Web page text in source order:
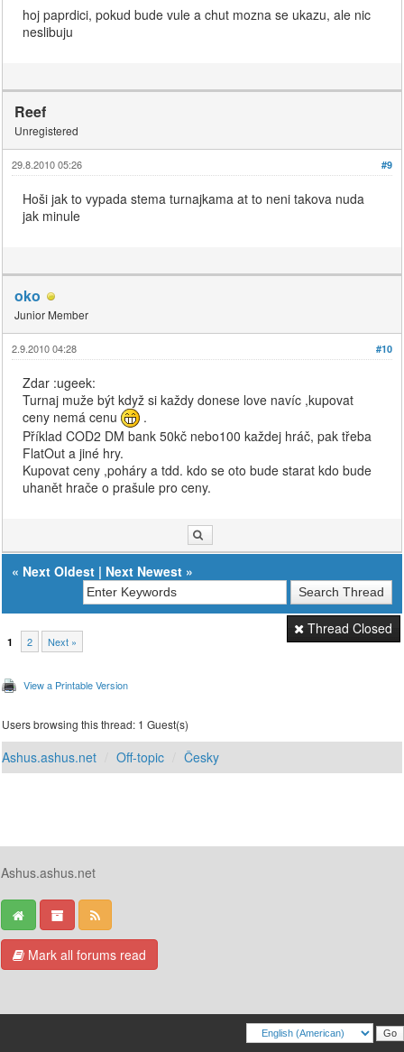
hoj paprdici, pokud bude vule a chut mozna se ukazu, ale nic
neslibuju
Reef
Unregistered
#9
29.8.2010 05:26
Hoši jak to vypada stema turnajkama at to neni takova nuda
jak minule
oko
Junior Member
#10
2.9.2010 04:28
Zdar :ugeek:
Turnaj muže být když si každy donese love navíc ,kupovat
ceny nemá cenu
.
Příklad COD2 DM bank 50kč nebo100 každej hráč, pak třeba
FlatOut a jiné hry.
Kupovat ceny ,poháry a tdd. kdo se oto bude starat kdo bude
uhanět hrače o prašule pro ceny.
« Next Oldest | Next Newest »
1 2 Next »
Thread Closed
View a Printable Version
Users browsing this thread: 1 Guest(s)
Ashus.ashus.net Off-topic Česky
Ashus.ashus.net
Mark all forums read